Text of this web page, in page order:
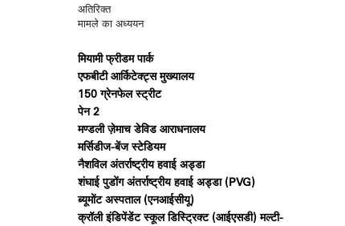
अतिरिक्त
मामले का अध्ययन
मियामी फ्रीडम पार्क
एफबीटी आर्किटेक्ट्स मुख्यालय
150 ग्रेनफेल स्ट्रीट
पेन 2
मण्डली ज़ेमाच डेविड आराधनालय
मर्सिडीज-बेंज स्टेडियम
नैशविल अंतर्राष्ट्रीय हवाई अड्डा
शंघाई पुडोंग अंतर्राष्ट्रीय हवाई अड्डा (PVG)
ब्यूमोंट अस्पताल (एनआईसीयू)
क्रॉली इंडिपेंडेंट स्कूल डिस्ट्रिक्ट (आईएसडी) मल्टी-